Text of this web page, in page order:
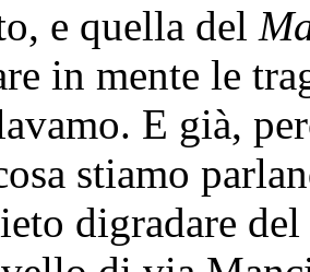
e quella del
in mente le
E già,
stiamo
digradare